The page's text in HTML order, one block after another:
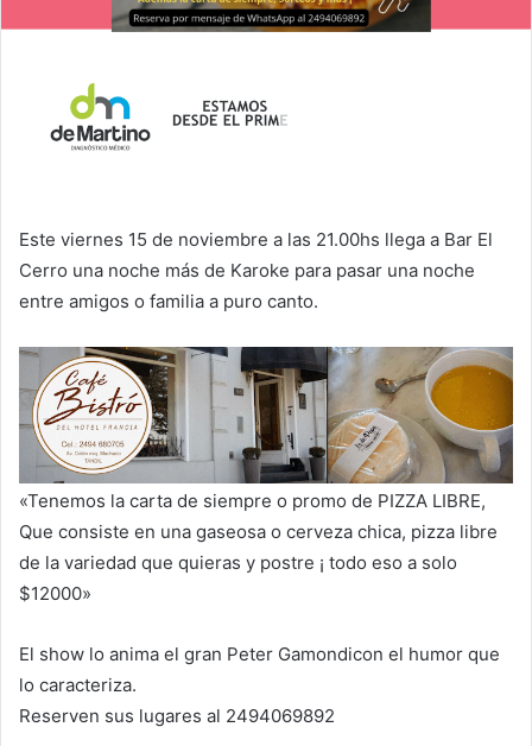
Este viernes 15 de noviembre a las 21.00hs llega a Bar El
Cerro una noche más de Karoke para pasar una noche
entre amigos o familia a puro canto.
«Tenemos la carta de siempre o promo de PIZZA LIBRE,
Que consiste en una gaseosa o cerveza chica, pizza libre
de la variedad que quieras y postre ¡ todo eso a solo
$12000»
El show lo anima el gran Peter Gamondicon el humor que
lo caracteriza.
Reserven sus lugares al 2494069892